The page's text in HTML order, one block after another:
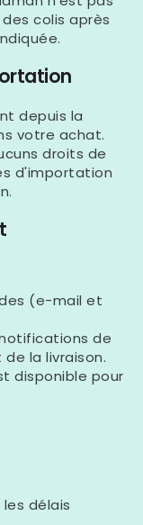
colis après
depuis la
votre achat.
droits de
d'importation
(e-mail et
de
la livraison.
disponible pour
délais